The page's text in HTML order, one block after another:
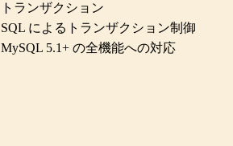
トランザクション
SQL によるトランザクション制御
MySQL 5.1+ の全機能への対応